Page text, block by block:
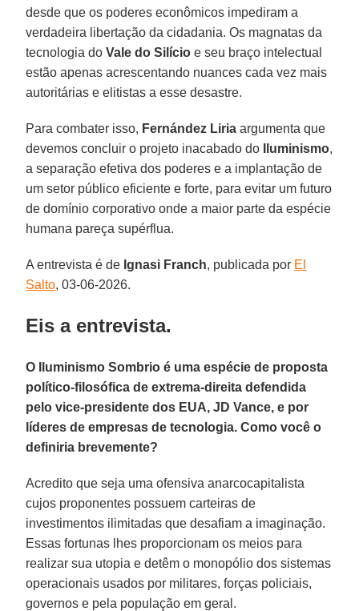
desde que os poderes econômicos impediram a
verdadeira libertação da cidadania. Os magnatas da
tecnologia doVale do Silício e seu braço intelectual
estão apenas acrescentando nuances cada vez mais
autoritárias e elitistas a esse desastre.
Para combater isso, Fernández Liria argumenta que
devemos concluir o projeto inacabado do
Iluminismo,
a separação efetiva dos poderes e a implantação de
um setor público eficiente e forte, para evitar um futuro
de domínio corporativo onde a maior parte da espécie
humana pareça supérflua.
A entrevista é de Ignasi Franch, publicada por El
Salto, 03-06-2026.
Eis a entrevista.
O Iluminismo Sombrio é uma espécie de proposta
político-filosófica de extrema-direita defendida
pelo vice-presidente dos EUA, JD Vance, e por
líderes de empresas de tecnologia. Como você o
definiria brevemente?
Acredito que seja uma ofensiva anarcocapitalista
cujos proponentes possuem carteiras de
investimentos ilimitadas que desafiam a imaginação.
Essas fortunas lhes proporcionam os meios para
realizar sua utopia e detêm o monopólio dos sistemas
operacionais usados ​​por militares, forças policiais,
governos e pela população em geral.